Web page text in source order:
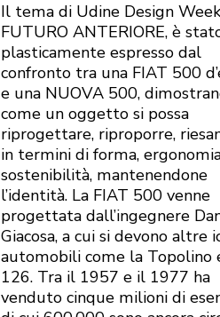
Il tema di Udine Design
FUTURO ANTERIORE, è
plasticamente espresso dal
confronto tra una FIAT 500
e una NUOVA 500,
come un oggetto si possa
riprogettare, riproporre,
in termini di forma,
sostenibilità, mantenendone
l’identità. La FIAT 500 venne
progettata dall’ingegnere
Giacosa, a cui si devono altre
automobili come la Topolino
126. Tra il 1957 e il 1977 ha
venduto cinque milioni di